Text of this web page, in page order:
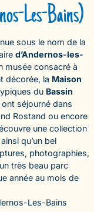
Les-Bains)
sous le nom de la
d’Andernos-les-
musée consacré à
décorée, la Maison
du Bassin
séjourné dans
Rostand ou encore
une collection
qu’un bel
photographies,
très beau parc
année au mois de
Les-Bains